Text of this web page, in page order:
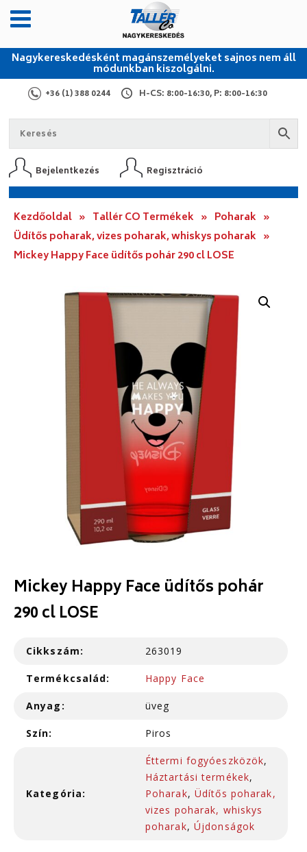
Nagykereskedésként magánszemélyeket sajnos nem áll
módunkban kiszolgálni.
+36 (1) 388 0244 H-CS: 8:00-16:30, P: 8:00-16:30
Bejelentkezés Regisztráció
Kezdőoldal » Tallér CO Termékek » Poharak »
Üdítős poharak, vizes poharak, whiskys poharak »
Mickey Happy Face üdítős pohár 290 cl LOSE
Mickey Happy Face üdítős pohár
290 cl LOSE
Cikkszám: 263019
Termékcsalád: Happy Face
Anyag: üveg
Szín: Piros
Kategória:
Éttermi fogyóeszközök,
Háztartási termékek,
Poharak, Üdítős poharak,
vizes poharak, whiskys
poharak, Újdonságok